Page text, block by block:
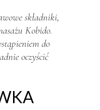
składniki,
Kobido.
do
oczyścić